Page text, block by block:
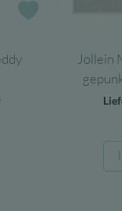
Jollein